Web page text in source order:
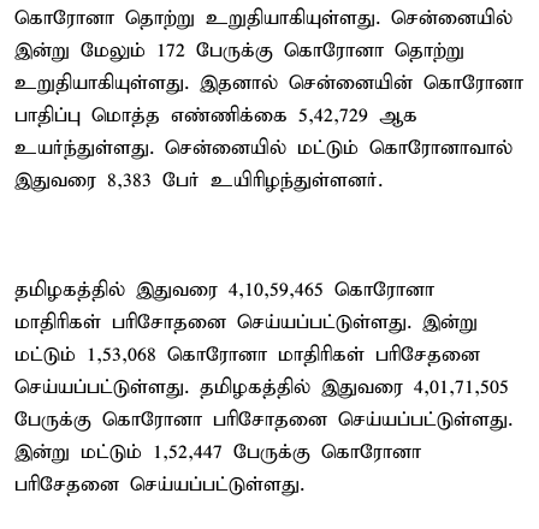
கொரோனா தொற்று உறுதியாகியுள்ளது. சென்னையில்
இன்று மேலும் 172 பேருக்கு கொரோனா தொற்று
உறுதியாகியுள்ளது. இதனால் சென்னையின் கொரோனா
பாதிப்பு மொத்த எண்ணிக்கை 5,42,729 ஆக
உயர்ந்துள்ளது. சென்னையில் மட்டும் கொரோனாவால்
இதுவரை 8,383 பேர் உயிரிழந்துள்ளனர்.
தமிழகத்தில் இதுவரை 4,10,59,465 கொரோனா
மாதிரிகள் பரிசோதனை செய்யப்பட்டுள்ளது. இன்று
மட்டும் 1,53,068 கொரோனா மாதிரிகள் பரிசேதனை
செய்யப்பட்டுள்ளது. தமிழகத்தில் இதுவரை 4,01,71,505
பேருக்கு கொரோனா பரிசோதனை செய்யப்பட்டுள்ளது.
இன்று மட்டும் 1,52,447 பேருக்கு கொரோனா
பரிசேதனை செய்யப்பட்டுள்ளது.